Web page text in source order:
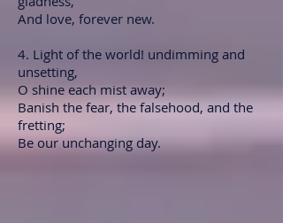
And love, forever new.
4. Light of the world! undimming and
unsetting,
O shine each mist away;
Banish the fear, the falsehood, and the
fretting;
Be our unchanging day.